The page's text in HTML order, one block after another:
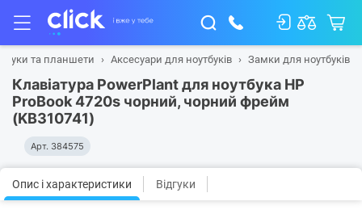
та планшети Аксесуари для ноутбуків Замки для ноутбуків
Клавіатура PowerPlant для ноутбука HP
ProBook 4720s чорний, чорний фрейм
(KB310741)
Арт. 384575
Опис і характеристики Відгуки